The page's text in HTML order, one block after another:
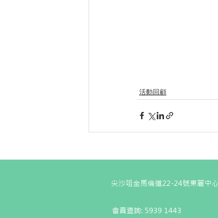
活動回顧
尖沙咀金馬倫道22-24號東麗中
會員查詢: 5939 1443